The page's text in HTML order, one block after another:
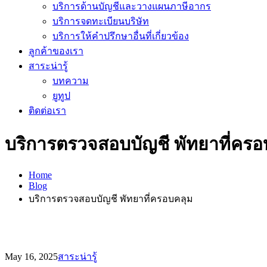
บริการด้านบัญชีและวางแผนภาษีอากร
บริการจดทะเบียนบริษัท
บริการให้คำปรึกษาอื่นที่เกี่ยวข้อง
ลูกค้าของเรา
สาระน่ารู้
บทความ
ยูทูป
ติดต่อเรา
บริการตรวจสอบบัญชี พัทยาที่คร
Home
Blog
บริการตรวจสอบบัญชี พัทยาที่ครอบคลุม
May 16, 2025สาระน่ารู้